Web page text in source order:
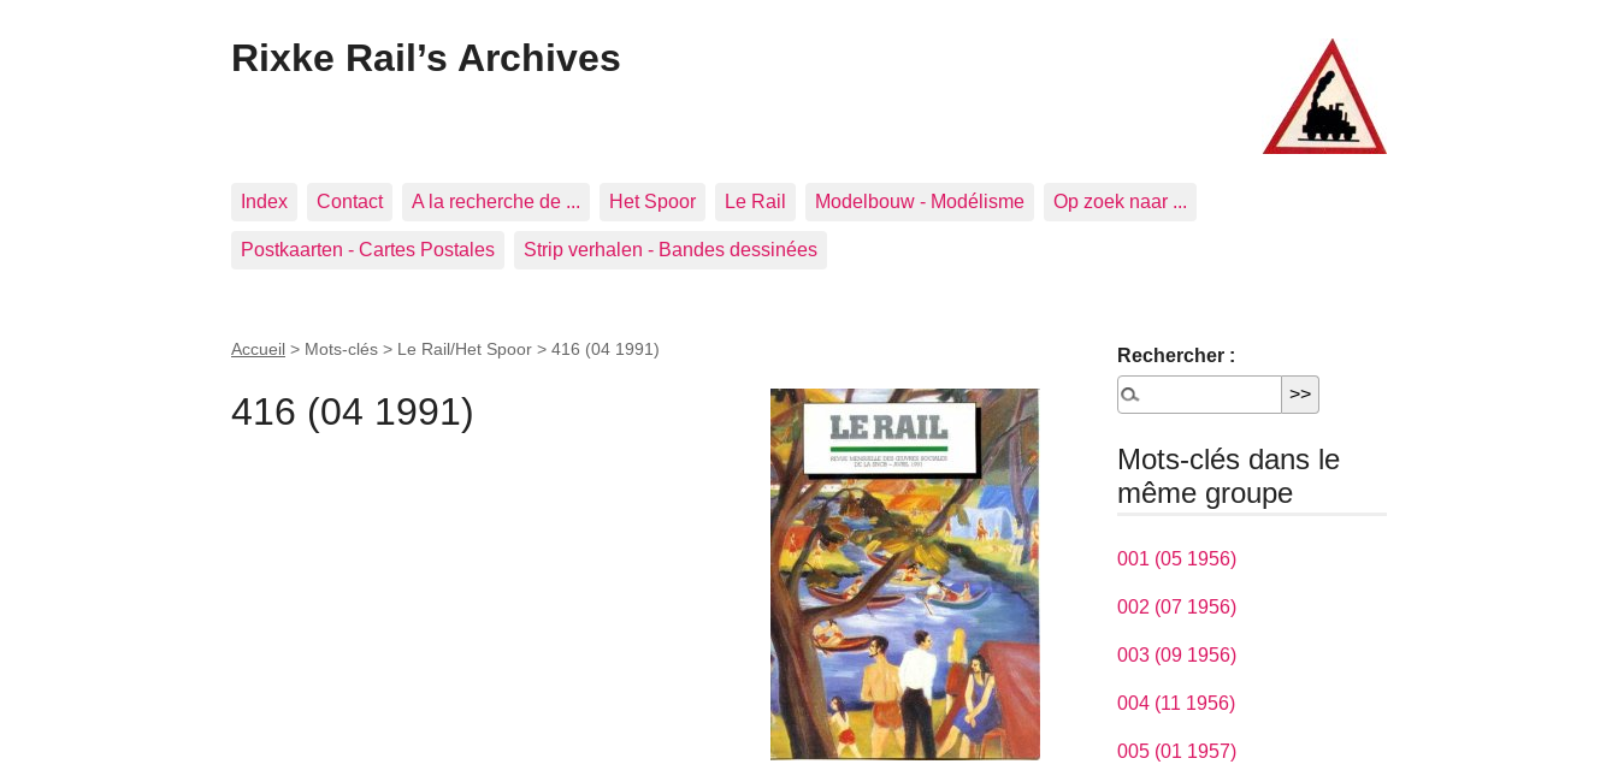
Rixke Rail’s Archives
Index Contact A la recherche de ... Het Spoor Le Rail Modelbouw - Modélisme Op zoek naar ...
Postkaarten - Cartes Postales Strip verhalen - Bandes dessinées
Accueil > Mots-clés > Le Rail/Het Spoor > 416 (04 1991)
416 (04 1991)
Rechercher :
Mots-clés dans le
même groupe
001 (05 1956)
002 (07 1956)
003 (09 1956)
004 (11 1956)
005 (01 1957)